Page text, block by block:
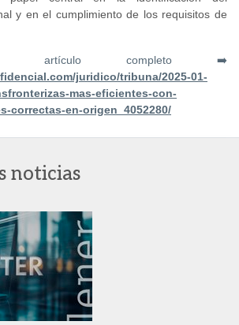
y en el cumplimiento de los requisitos de
el artículo completo ➡️
juridico/tribuna/2025-01-
mas-eficientes-con-
correctas-en-origen_4052280/
noticias